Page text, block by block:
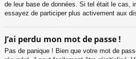
de leur base de données. Si tel était le cas,
essayez de participer plus activement aux
J’ai perdu mon mot de passe !
Pas de panique ! Bien que votre mot de